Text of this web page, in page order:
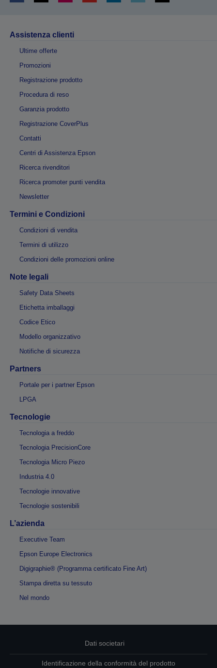
Assistenza clienti
Ultime offerte
Promozioni
Registrazione prodotto
Procedura di reso
Garanzia prodotto
Registrazione CoverPlus
Contatti
Centri di Assistenza Epson
Ricerca rivenditori
Ricerca promoter punti vendita
Newsletter
Termini e Condizioni
Condizioni di vendita
Termini di utilizzo
Condizioni delle promozioni online
Note legali
Safety Data Sheets
Etichetta imballaggi
Codice Etico
Modello organizzativo
Notifiche di sicurezza
Partners
Portale per i partner Epson
LPGA
Tecnologie
Tecnologia a freddo
Tecnologia PrecisionCore
Tecnologia Micro Piezo
Industria 4.0
Tecnologie innovative
Tecnologie sostenibili
L’azienda
Executive Team
Epson Europe Electronics
Digigraphie® (Programma certificato Fine Art)
Stampa diretta su tessuto
Nel mondo
Dati societari
Identificazione della conformità del prodotto